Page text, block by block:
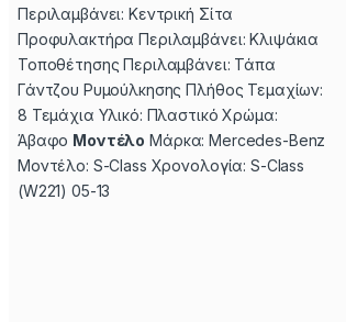
Περιλαμβάνει: Κεντρική Σίτα
Προφυλακτήρα Περιλαμβάνει: Κλιψάκια
Τοποθέτησης Περιλαμβάνει: Τάπα
Γάντζου Ρυμούλκησης Πλήθος Τεμαχίων:
8 Τεμάχια Υλικό: Πλαστικό Χρώμα:
Άβαφο Μοντέλο Μάρκα: Mercedes-Benz
Μοντέλο: S-Class Χρονολογία: S-Class
(W221) 05-13